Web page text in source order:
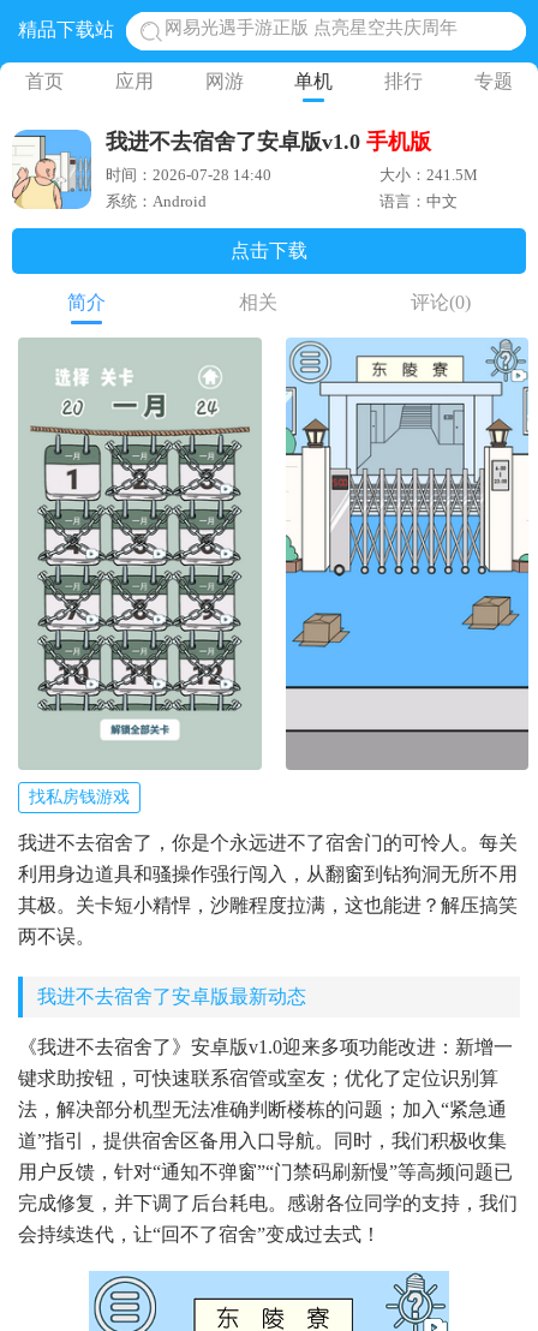
精品下载站
黎明觉醒生机腾讯正版 黎明觉醒生机国际服
蛋仔派对下载 蛋仔派对体验服
奥特曼王者传奇 正版奥特曼游戏
地铁跑酷体验服国际服 地铁跑酷体验服版本
网易光遇手游正版 点亮星空共庆周年
首页 应用 网游 单机 排行 专题
我进不去宿舍了安卓版v1.0 手机版
时间：2026-07-28 14:40
大小：241.5M
系统：Android
语言：中文
点击下载
简介 相关 评论(0)
找私房钱游戏
我进不去宿舍了，你是个永远进不了宿舍门的可怜人。每关
利用身边道具和骚操作强行闯入，从翻窗到钻狗洞无所不用
其极。关卡短小精悍，沙雕程度拉满，这也能进？解压搞笑
两不误。
我进不去宿舍了安卓版最新动态
《我进不去宿舍了》安卓版v1.0迎来多项功能改进：新增一
键求助按钮，可快速联系宿管或室友；优化了定位识别算
法，解决部分机型无法准确判断楼栋的问题；加入“紧急通
道”指引，提供宿舍区备用入口导航。同时，我们积极收集
用户反馈，针对“通知不弹窗”“门禁码刷新慢”等高频问题已
完成修复，并下调了后台耗电。感谢各位同学的支持，我们
会持续迭代，让“回不了宿舍”变成过去式！